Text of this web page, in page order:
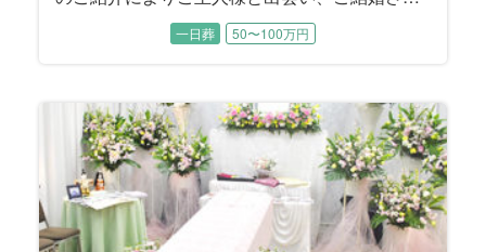
ました。 お子様からお人柄をうかがうと「忍耐
の人」だったとのこと。 ご主人様はお酒が大好
故人様は、持病もお持ちで、痛みと向き合って
過ごされていました。
一日葬 50〜100万円